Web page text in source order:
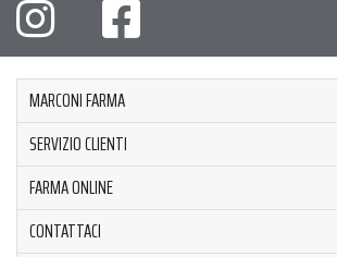
MARCONI FARMA
SERVIZIO CLIENTI
FARMA ONLINE
CONTATTACI